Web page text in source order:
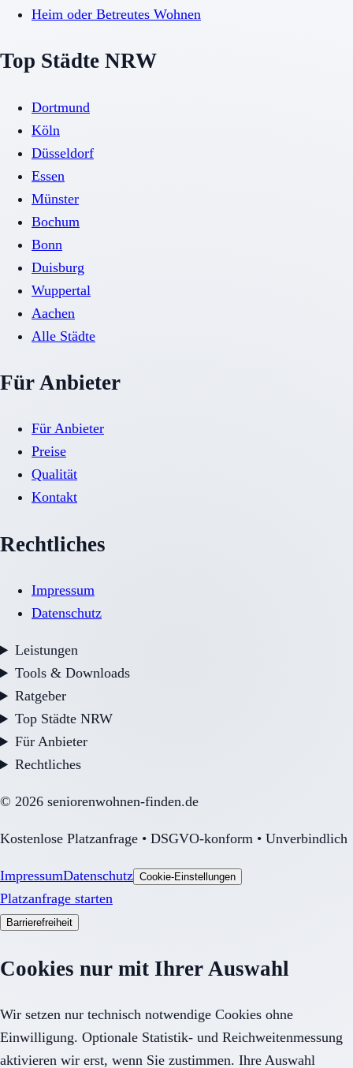
Heim oder Betreutes Wohnen
Top Städte NRW
Dortmund
Köln
Düsseldorf
Essen
Münster
Bochum
Bonn
Duisburg
Wuppertal
Aachen
Alle Städte
Für Anbieter
Für Anbieter
Preise
Qualität
Kontakt
Rechtliches
Impressum
Datenschutz
Leistungen
Tools & Downloads
Ratgeber
Top Städte NRW
Für Anbieter
Rechtliches
© 2026 seniorenwohnen-finden.de
Kostenlose Platzanfrage • DSGVO-konform • Unverbindlich
ImpressumDatenschutz Cookie-Einstellungen
Platzanfrage starten
Barrierefreiheit
Cookies nur mit Ihrer Auswahl
Wir setzen nur technisch notwendige Cookies ohne
Einwilligung. Optionale Statistik- und Reichweitenmessung
aktivieren wir erst, wenn Sie zustimmen. Ihre Auswahl